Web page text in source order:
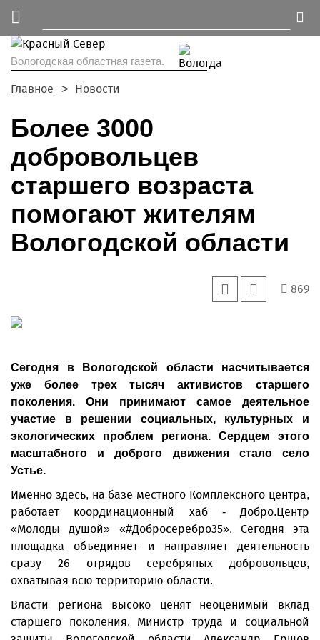
Вологодская областная газета.
Главное Новости
Более 3000
добровольцев
старшего возраста
помогают жителям
Вологодской области
869
Сегодня в Вологодской области насчитывается
уже более трех тысяч активистов старшего
поколения. Они принимают самое деятельное
участие в решении социальных, культурных и
экологических проблем региона. Сердцем этого
масштабного и доброго движения стало село
Устье.
Именно здесь, на базе местного Комплексного центра,
работает координационный хаб - Добро.Центр
«Молоды душой» «#Добросеребро35». Сегодня эта
площадка объединяет и направляет деятельность
сразу 26 отрядов серебряных добровольцев,
охватывая всю территорию области.
Власти региона высоко ценят неоценимый вклад
старшего поколения. Министр труда и социальной